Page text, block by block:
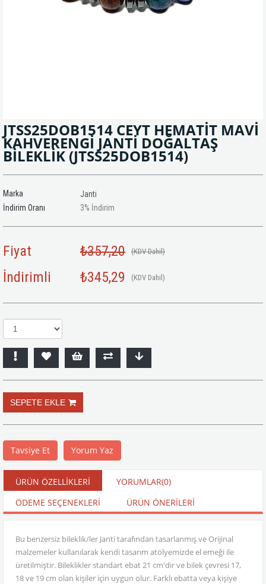
JTSS25DOB1514 CEYT HEMATİT MAVİ
KAHVERENGİ JANTİ DOĞALTAŞ
BİLEKLİK (JTSS25DOB1514)
Marka
Janti
İndirim Oranı
%
3 İndirim
Fiyat ₺357,20 (KDV Dahil)
İndirimli ₺345,29 (KDV Dahil)
Tavsiye Et Yorum Yaz
ÜRÜN ÖZELLIKLERI YORUMLAR(0)
ÖDEME SEÇENEKLERI
ÜRÜN ÖNERILERI
Bu benzersiz bileklik/ler Janti tarafından tasarlanmış ve Orijinal
malzemeler kullanılarak kendi tasarım atölyemizde el emeği ile
üretilmiştir. Bileklikler standart ebat 21 cm'dir ve bilek çevresi 17,
18 ve 19 cm olan kişiler için uygun olur. Farklı ebatta veya kişiye